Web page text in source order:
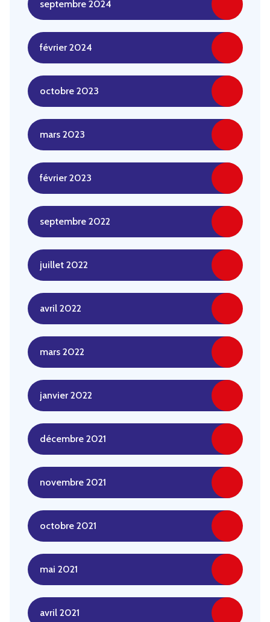
septembre 2024
février 2024
octobre 2023
mars 2023
février 2023
septembre 2022
juillet 2022
avril 2022
mars 2022
janvier 2022
décembre 2021
novembre 2021
octobre 2021
mai 2021
avril 2021